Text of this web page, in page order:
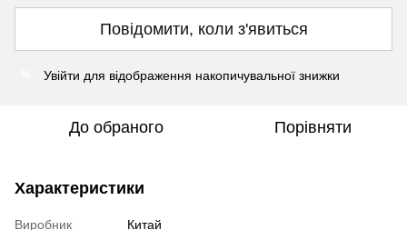
Повідомити, коли з'явиться
Увійти для відображення накопичувальної знижки
До обраного Порівняти
Характеристики
Виробник
Китай